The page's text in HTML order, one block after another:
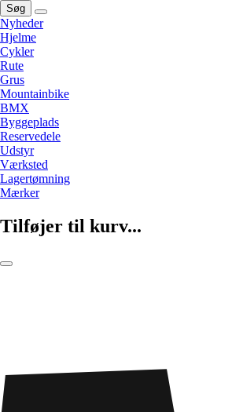
Søg
Nyheder
Hjelme
Cykler
Rute
Grus
Mountainbike
BMX
Byggeplads
Reservedele
Udstyr
Værksted
Lagertømning
Mærker
Tilføjer til kurv...